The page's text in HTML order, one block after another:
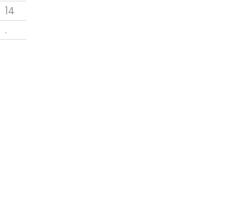
14
.